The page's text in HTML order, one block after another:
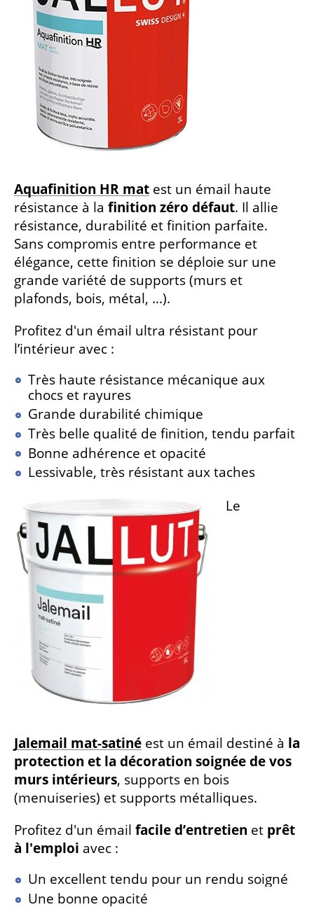
Aquafinition HR mat est un émail haute
résistance à la finition zéro défaut. Il allie
résistance, durabilité et finition parfaite.
Sans compromis entre performance et
élégance, cette finition se déploie sur une
grande variété de supports (murs et
plafonds, bois, métal, ...).
Profitez d'un émail ultra résistant pour
l’intérieur avec :
Très haute résistance mécanique aux
chocs et rayures
Grande durabilité chimique
Très belle qualité de finition, tendu parfait
Bonne adhérence et opacité
Lessivable, très résistant aux taches
Le
Jalemail mat-satiné est un émail destiné à la
protection et la décoration soignée de vos
murs intérieurs, supports en bois
(menuiseries) et supports métalliques.
Profitez d'un émail facile d’entretien et prêt
à l'emploi avec :
Un excellent tendu pour un rendu soigné
Une bonne opacité